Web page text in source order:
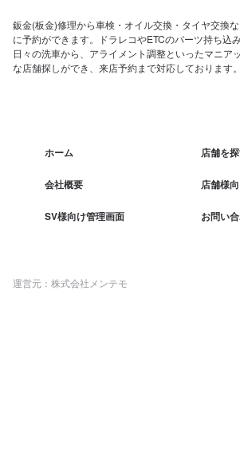
鈑金(板金)修理から車検・オイル交換・タイヤ交換
に予約ができます。ドラレコやETCのパーツ持ち込
日々の洗車から、アライメント調整といったマニア
な店舗探しができ、来店予約まで対応しております。
ホーム 店舗を
会社概要 店舗様
SV様向け管理画面 お問い
運営元：株式会社メンテモ